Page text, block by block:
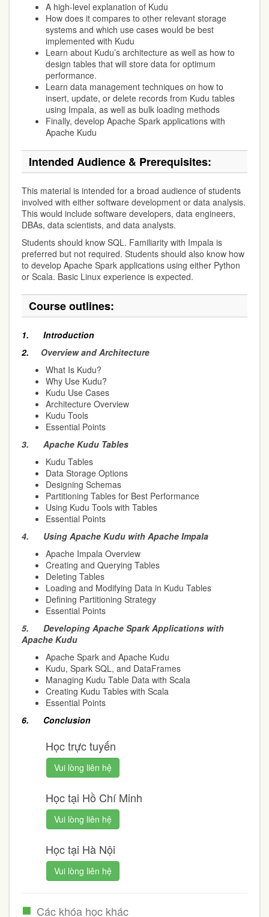
A high-level explanation of Kudu
How does it compares to other relevant storage
systems and which use cases would be best
implemented with Kudu
Learn about Kudu’s architecture as well as how to
design tables that will store data for optimum
performance.
Learn data management techniques on how to
insert, update, or delete records from Kudu tables
using Impala, as well as bulk loading methods
Finally, develop Apache Spark applications with
Apache Kudu
Intended Audience & Prerequisites:
This material is intended for a broad audience of students
involved with either software development or data analysis.
This would include software developers, data engineers,
DBAs, data scientists, and data analysts.
Students should know SQL. Familiarity with Impala is
preferred but not required. Students should also know how
to develop Apache Spark applications using either Python
or Scala. Basic Linux experience is expected.
Course outlines:
1. Introduction
2. Overview and Architecture
What Is Kudu?
Why Use Kudu?
Kudu Use Cases
Architecture Overview
Kudu Tools
Essential Points
3. Apache Kudu Tables
Kudu Tables
Data Storage Options
Designing Schemas
Partitioning Tables for Best Performance
Using Kudu Tools with Tables
Essential Points
4. Using Apache Kudu with Apache Impala
Apache Impala Overview
Creating and Querying Tables
Deleting Tables
Loading and Modifying Data in Kudu Tables
Defining Partitioning Strategy
Essential Points
5. Developing Apache Spark Applications with
Apache Kudu
Apache Spark and Apache Kudu
Kudu, Spark SQL, and DataFrames
Managing Kudu Table Data with Scala
Creating Kudu Tables with Scala
Essential Points
6. Conclusion
Học trực tuyến
Vui lòng liên hệ
Học tại Hồ Chí Minh
Vui lòng liên hệ
Học tại Hà Nội
Vui lòng liên hệ
Các khóa học khác